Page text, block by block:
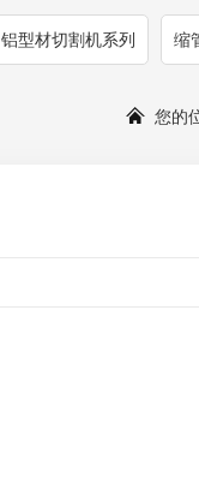
铝型材切割机系列 缩
您的